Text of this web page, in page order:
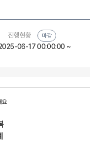
진행현황 마감
06-17 00:00:00 ~